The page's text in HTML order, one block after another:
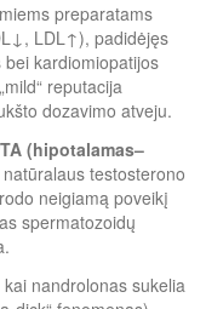
preparatams
LDL↑), padidėjęs
kardiomiopatijos
reputacija
dozavimo atveju.
(hipotalamas–
testosterono
neigiamą poveikį
spermatozoidų
nandrolonas sukelia